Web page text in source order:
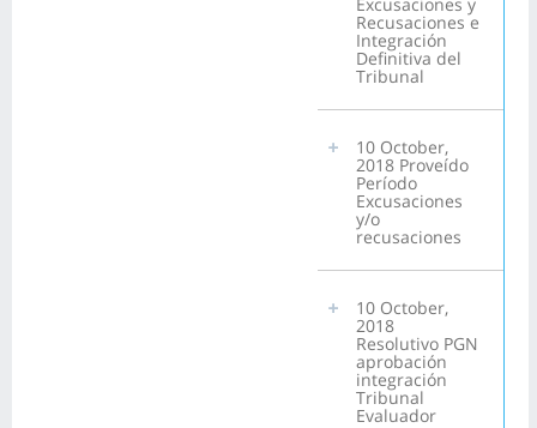
Recusaciones e
Integración
Definitiva del
Tribunal
10 October,
2018 Proveído
Período
Excusaciones
y/o
recusaciones
10 October,
2018
Resolutivo PGN
aprobación
integración
Tribunal
Evaluador